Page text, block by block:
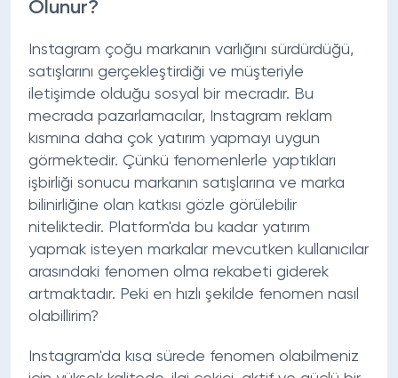
Olunur?
Instagram çoğu markanın varlığını sürdürdüğü,
satışlarını gerçekleştirdiği ve müşteriyle
iletişimde olduğu sosyal bir mecradır. Bu
mecrada pazarlamacılar, Instagram reklam
kısmına daha çok yatırım yapmayı uygun
görmektedir. Çünkü fenomenlerle yaptıkları
işbirliği sonucu markanın satışlarına ve marka
bilinirliğine olan katkısı gözle görülebilir
niteliktedir. Platform'da bu kadar yatırım
yapmak isteyen markalar mevcutken kullanıcılar
arasındaki fenomen olma rekabeti giderek
artmaktadır. Peki en hızlı şekilde fenomen nasıl
olabillirim?
Instagram'da kısa sürede fenomen olabilmeniz